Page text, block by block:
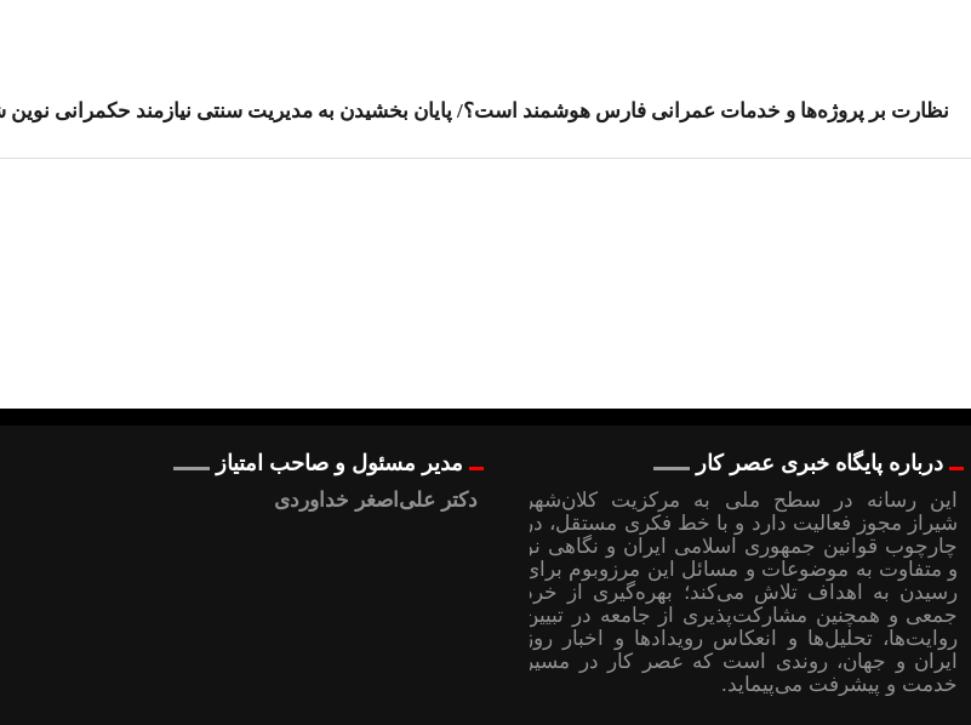
نظارت بر پروژه‌ها و خدمات عمرانی فارس هوشمند است؟/ پایان بخشیدن به مدیریت سنتی نیازمند حکمرانی نوین
درباره پایگاه خبری عصر کار
این رسانه در سطح ملی به مرکزیت کلان‌شهر
شیراز مجوز فعالیت دارد و با خط فکری مستقل، در
چارچوب قوانین جمهوری اسلامی ایران و نگاهی نو
و متفاوت به موضوعات ‌و مسائل این مرزوبوم برای
رسیدن به اهداف تلاش می‌کند؛ بهره‌گیری از خرد
جمعی و همچنین مشارکت‌پذیری از جامعه در تبیین
روایت‌ها، تحلیل‌ها و انعکاس رویدادها و اخبار روز
ایران و جهان، روندی است که عصر کار در مسیر
خدمت و پیشرفت می‌پیماید.
مدیر مسئول و صاحب امتیاز
دکتر علی‌اصغر خداوردی